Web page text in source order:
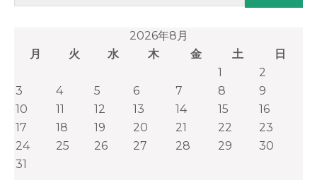
2026年8月
月
火 水 木 金 土
日
1
2
3
4 5 6 7 8
9
10
11 12 13 14 15
16
17
18 19 20 21 22
23
24
25 26 27 28 29
30
31